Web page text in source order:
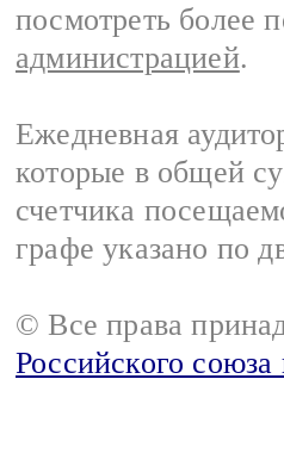
посмотреть более
администрацией.
Ежедневная
которые в общей
счетчика
графе указано по
© Все права
Российского союза